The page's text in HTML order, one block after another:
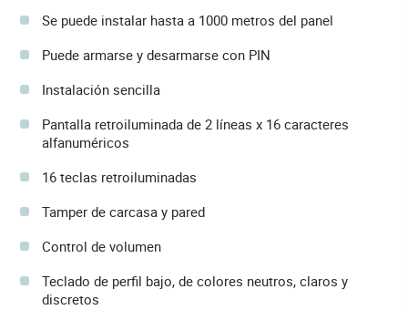
Se puede instalar hasta a 1000 metros del panel
Puede armarse y desarmarse con PIN
Instalación sencilla
Pantalla retroiluminada de 2 líneas x 16 caracteres
alfanuméricos
16 teclas retroiluminadas
Tamper de carcasa y pared
Control de volumen
Teclado de perfil bajo, de colores neutros, claros y
discretos